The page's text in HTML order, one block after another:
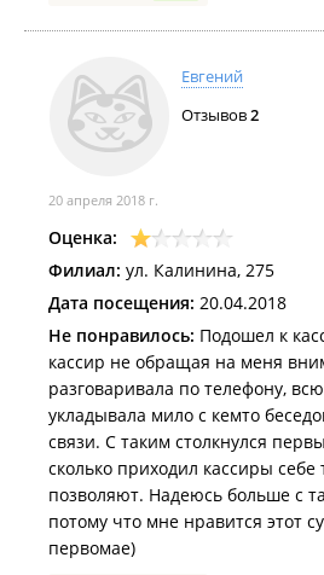
Евгений
Отзывов2
20 апреля 2018 г.
Оценка:
Филиал: ул. Калинина, 275
Дата посещения: 20.04.2018
Не понравилось: Подошел к
кассир не обращая на меня
разговаривала по телефону,
укладывала мило с кемто
связи. С таким столкнулся
сколько приходил кассиры себе
позволяют. Надеюсь больше с
потому что мне нравится этот
первомае)